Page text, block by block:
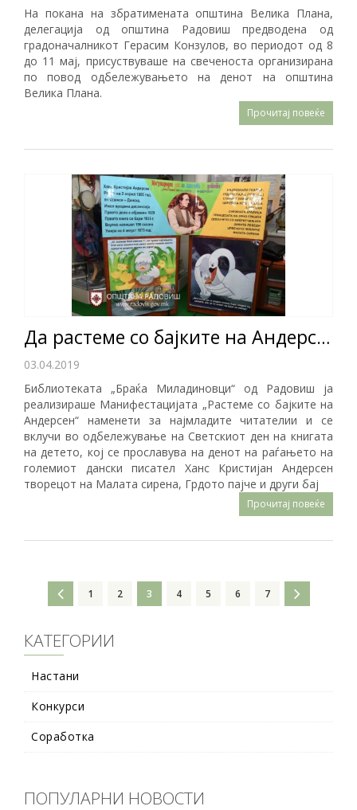
На покана на збратимената општина Велика Плана,
делегација од општина Радовиш предводена од
градоначалникот Герасим Конзулов, во периодот од 8
до 11 мај, присуствуваше на свеченоста организирана
по повод одбележувањето на денот на општина
Велика Плана.
Прочитај повеќе
Да растеме со бајките на Андерсен
03.04.2019
Библиотеката „Браќа Миладиновци“ од Радовиш ја
реализираше Манифестацијата „Растеме со бајките на
Андерсен“ наменети за најмладите читателии и се
вклучи во одбележување на Светскиот ден на книгата
на детето, кој се прославува на денот на раѓањето на
големиот дански писател Ханс Кристијан Андерсен
творецот на Малата сирена, Грдото пајче и други бај
Прочитај повеќе
1 2 3 4 5 6 7
КАТЕГОРИИ
Настани
Конкурси
Соработка
ПОПУЛАРНИ НОВОСТИ